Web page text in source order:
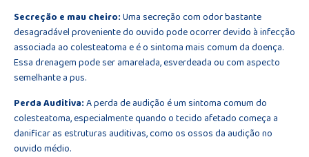
Secreção e mau cheiro:Uma secreção com odor bastante
desagradável proveniente do ouvido pode ocorrer devido à infecção
associada ao colesteatoma e é o sintoma mais comum da doença.
Essa drenagem pode ser amarelada, esverdeada ou com aspecto
semelhante a pus.
Perda Auditiva:A perda de audição é um sintoma comum do
colesteatoma, especialmente quando o tecido afetado começa a
danificar as estruturas auditivas, como os ossos da audição no
ouvido médio.